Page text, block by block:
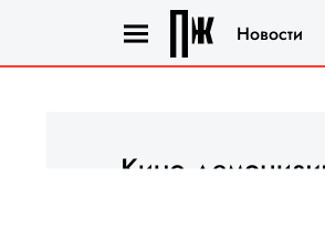
Новости